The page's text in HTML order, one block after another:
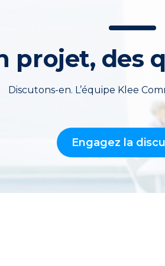
projet, des
Discutons-en. L’équipe Klee
Engagez la